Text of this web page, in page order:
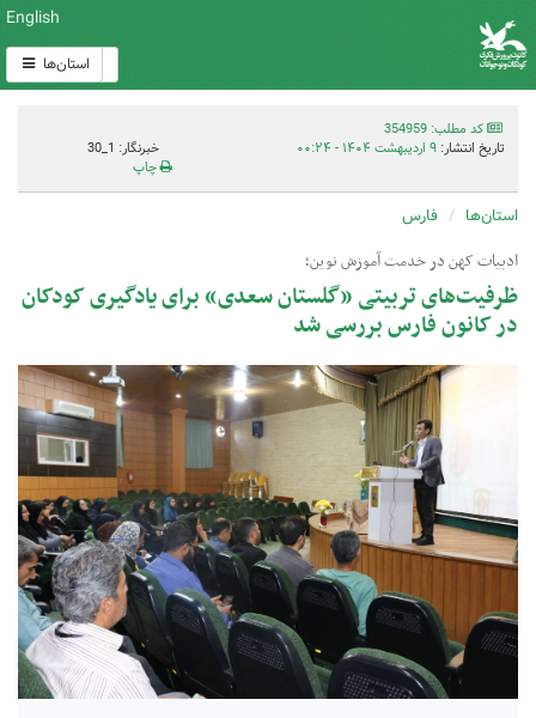
English
استان‌ها
کد مطلب: 354959
تاریخ انتشار: ۹ اردیبهشت ۱۴۰۴ - ۰۰:۲۴
خبرنگار: 1_30
چاپ
استان‌ها فارس
ادبیات کهن در خدمت آموزش نوین؛
ظرفیت‌های تربیتی «گلستان سعدی» برای یادگیری کودکان
در کانون فارس بررسی شد